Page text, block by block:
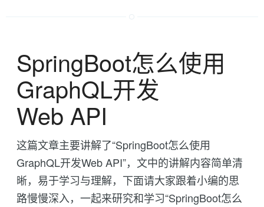
SpringBoot怎么使用
GraphQL开发
Web API
这篇文章主要讲解了“SpringBoot怎么使用
GraphQL开发Web API”，文中的讲解内容简单清
晰，易于学习与理解，下面请大家跟着小编的思
路慢慢深入，一起来研究和学习“SpringBoot怎么